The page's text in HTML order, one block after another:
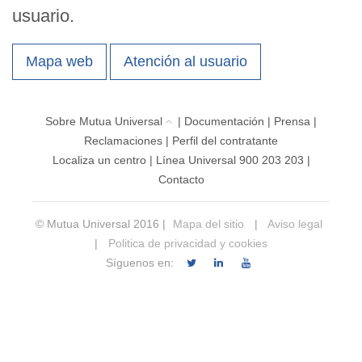
usuario.
Mapa web Atención al usuario
Sobre Mutua Universal | Documentación | Prensa |
Reclamaciones | Perfil del contratante
Localiza un centro| Línea Universal 900 203 203 |
Contacto
© Mutua Universal 2016 | Mapa del sitio |
Aviso legal
|
Politica de privacidad y cookies
Síguenos en: